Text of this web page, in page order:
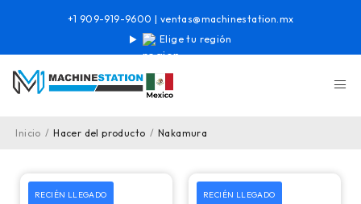
Elige tu región
+1 909-919-9600 | ventas@machinestation.mx
Inicio / Hacer del producto / Nakamura
RECIÉN LLEGADO RECIÉN LLEGADO